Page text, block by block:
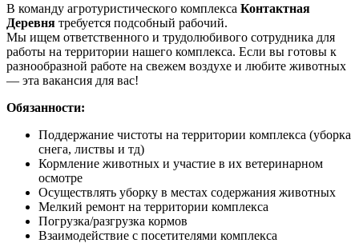
В команду агротуристического комплекса Контактная
Деревня требуется подсобный рабочий.
Мы ищем ответственного и трудолюбивого сотрудника для
работы на территории нашего комплекса. Если вы готовы к
разнообразной работе на свежем воздухе и любите животных
— эта вакансия для вас!
Обязанности:
Поддержание чистоты на территории комплекса (уборка
снега, листвы и тд)
Кормление животных и участие в их ветеринарном
осмотре
Осуществлять уборку в местах содержания животных
Мелкий ремонт на территории комплекса
Погрузка/разгрузка кормов
Взаимодействие с посетителями комплекса